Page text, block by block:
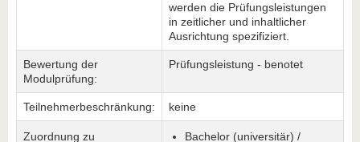
werden die Prüfungsleistungen
in zeitlicher und inhaltlicher
Ausrichtung spezifiziert.
Bewertung der
Modulprüfung:
Prüfungsleistung - benotet
Teilnehmerbeschränkung: keine
Zuordnung zu
Bachelor (universitär) /